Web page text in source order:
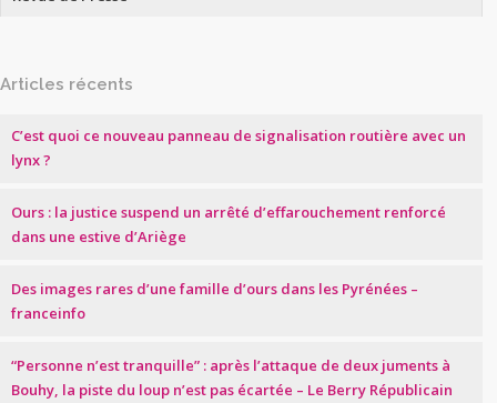
Articles récents
C’est quoi ce nouveau panneau de signalisation routière avec un
lynx ?
Ours : la justice suspend un arrêté d’effarouchement renforcé
dans une estive d’Ariège
Des images rares d’une famille d’ours dans les Pyrénées –
franceinfo
“Personne n’est tranquille” : après l’attaque de deux juments à
Bouhy, la piste du loup n’est pas écartée – Le Berry Républicain